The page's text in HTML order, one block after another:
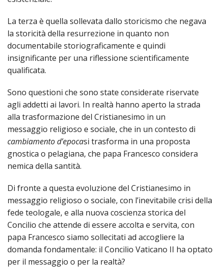
La terza è quella sollevata dallo storicismo che negava
la storicità della resurrezione in quanto non
documentabile storiograficamente e quindi
insignificante per una riflessione scientificamente
qualificata.
Sono questioni che sono state considerate riservate
agli addetti ai lavori. In realtà hanno aperto la strada
alla trasformazione del Cristianesimo in un
messaggio religioso e sociale, che in un contesto di
cambiamento d’epocasi trasforma in una proposta
gnostica o pelagiana, che papa Francesco considera
nemica della santità.
Di fronte a questa evoluzione del Cristianesimo in
messaggio religioso o sociale, con l’inevitabile crisi della
fede teologale, e alla nuova coscienza storica del
Concilio che attende di essere accolta e servita, con
papa Francesco siamo sollecitati ad accogliere la
domanda fondamentale: il Concilio Vaticano II ha optato
per il messaggio o per la realtà?